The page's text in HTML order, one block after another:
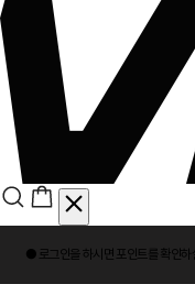
● 로그인을 하시면 포인트 를 확인